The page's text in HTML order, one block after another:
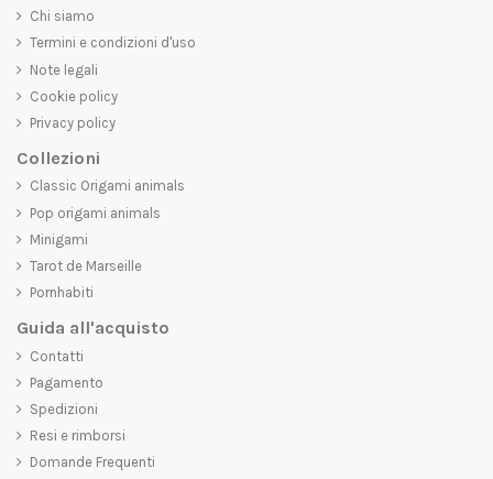
Chi siamo
Termini e condizioni d'uso
Note legali
Cookie policy
Privacy policy
Collezioni
Classic Origami animals
Pop origami animals
Minigami
Tarot de Marseille
Pornhabiti
Guida all'acquisto
Contatti
Pagamento
Spedizioni
Resi e rimborsi
Domande Frequenti